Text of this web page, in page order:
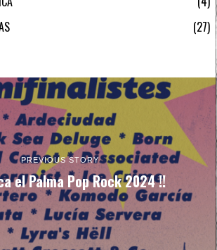
27
PREVIOUS STORY
el Palma Pop Rock 2024 !!